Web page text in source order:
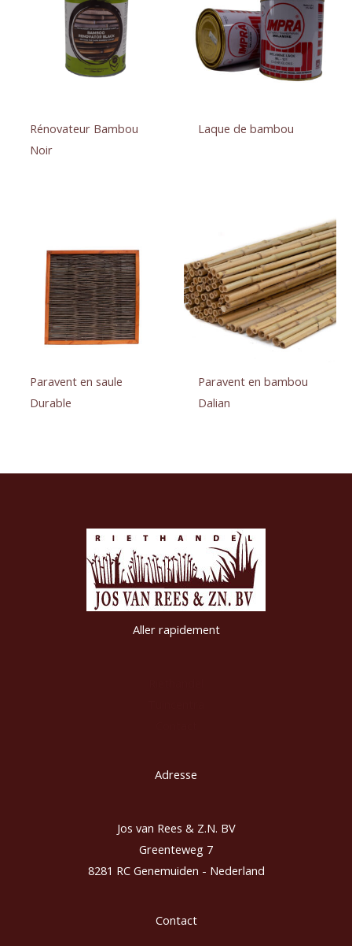
Rénovateur Bambou
Noir
Laque de bambou
Paravent en saule
Durable
Paravent en bambou
Dalian
Aller rapidement
Adresse
Jos van Rees & Z.N. BV
Greenteweg 7
8281 RC Genemuiden - Nederland
Contact